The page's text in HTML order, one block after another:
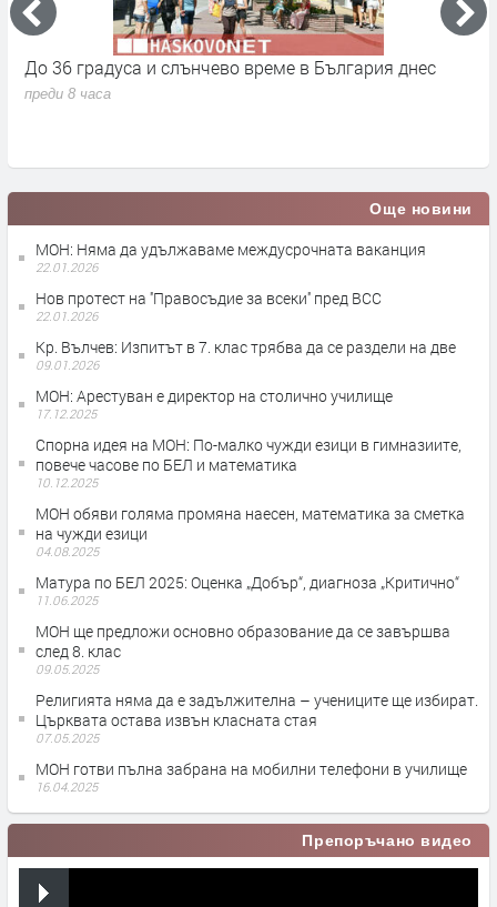
в България днес
От 9 август приключва
Още новини
МОН: Няма да удължаваме междусрочната ваканция
22.01.2026
Нов протест на ''Правосъдие за всеки'' пред ВСС
22.01.2026
Кр. Вълчев: Изпитът в 7. клас трябва да се раздели на две
09.01.2026
МОН: Арестуван е директор на столично училище
17.12.2025
Спорна идея на МОН: По-малко чужди езици в гимназиите,
повече часове по БЕЛ и математика
10.12.2025
МОН обяви голяма промяна наесен, математика за сметка
на чужди езици
04.08.2025
Матура по БЕЛ 2025: Оценка „Добър“, диагноза „Критично“
11.06.2025
МОН ще предложи основно образование да се завършва
след 8. клас
09.05.2025
Религията няма да е задължителна – учениците ще избират.
Църквата остава извън класната стая
07.05.2025
МОН готви пълна забрана на мобилни телефони в училище
16.04.2025
Препоръчано видео